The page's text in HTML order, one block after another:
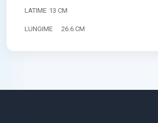
LATIME 13 CM
LUNGIME 26.6 CM